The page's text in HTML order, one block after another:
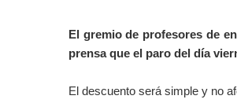
El gremio de profesores de
prensa que el paro del día
El descuento será simple y no